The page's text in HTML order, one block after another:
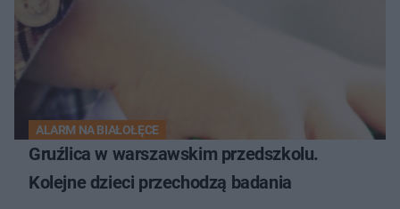
ALARM NA BIAŁOŁĘCE
Gruźlica w warszawskim przedszkolu.
Kolejne dzieci przechodzą badania